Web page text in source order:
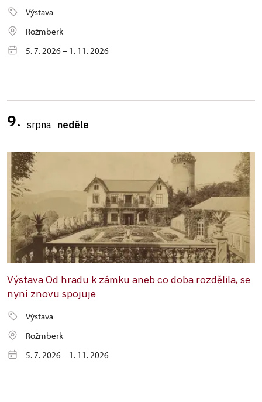
Výstava
Rožmberk
5. 7. 2026 – 1. 11. 2026
9. srpna neděle
Výstava Od hradu k zámku aneb co doba rozdělila, se
nyní znovu spojuje
Výstava
Rožmberk
5. 7. 2026 – 1. 11. 2026